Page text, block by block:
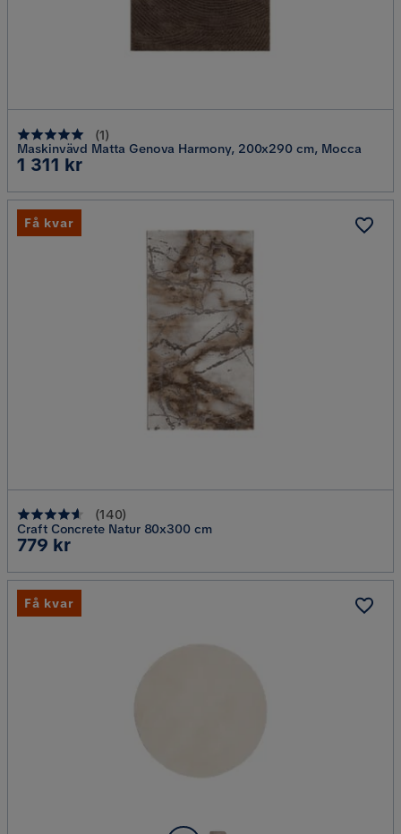
(1)
Maskinvävd Matta Genova Harmony, 200x290 cm, Mocca
Pris
1 311 kr
(140)
Craft Concrete Natur 80x300 cm
Pris
779 kr
Få kvar
Få kvar